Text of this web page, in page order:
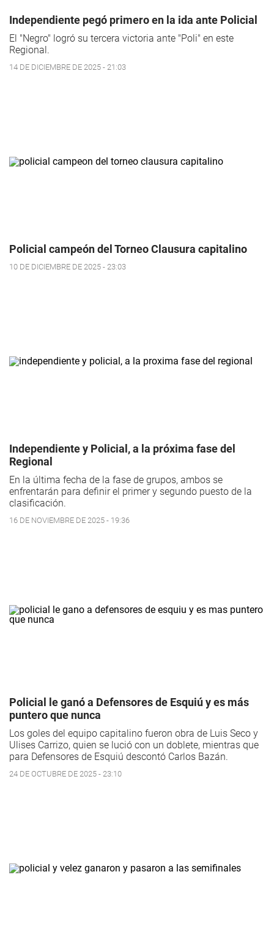
Independiente pegó primero en la ida ante Policial
El "Negro" logró su tercera victoria ante "Poli" en este
Regional.
14 DE DICIEMBRE DE 2025 - 21:03
Policial campeón del Torneo Clausura capitalino
10 DE DICIEMBRE DE 2025 - 23:03
Independiente y Policial, a la próxima fase del
Regional
En la última fecha de la fase de grupos, ambos se
enfrentarán para definir el primer y segundo puesto de la
clasificación.
16 DE NOVIEMBRE DE 2025 - 19:36
Policial le ganó a Defensores de Esquiú y es más
puntero que nunca
Los goles del equipo capitalino fueron obra de Luis Seco y
Ulises Carrizo, quien se lució con un doblete, mientras que
para Defensores de Esquiú descontó Carlos Bazán.
24 DE OCTUBRE DE 2025 - 23:10